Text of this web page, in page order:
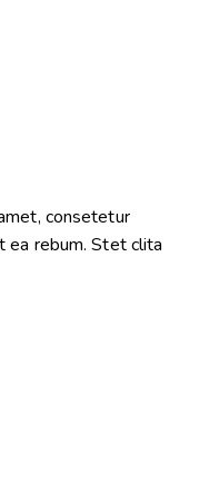
consetetur
ea rebum. Stet clita